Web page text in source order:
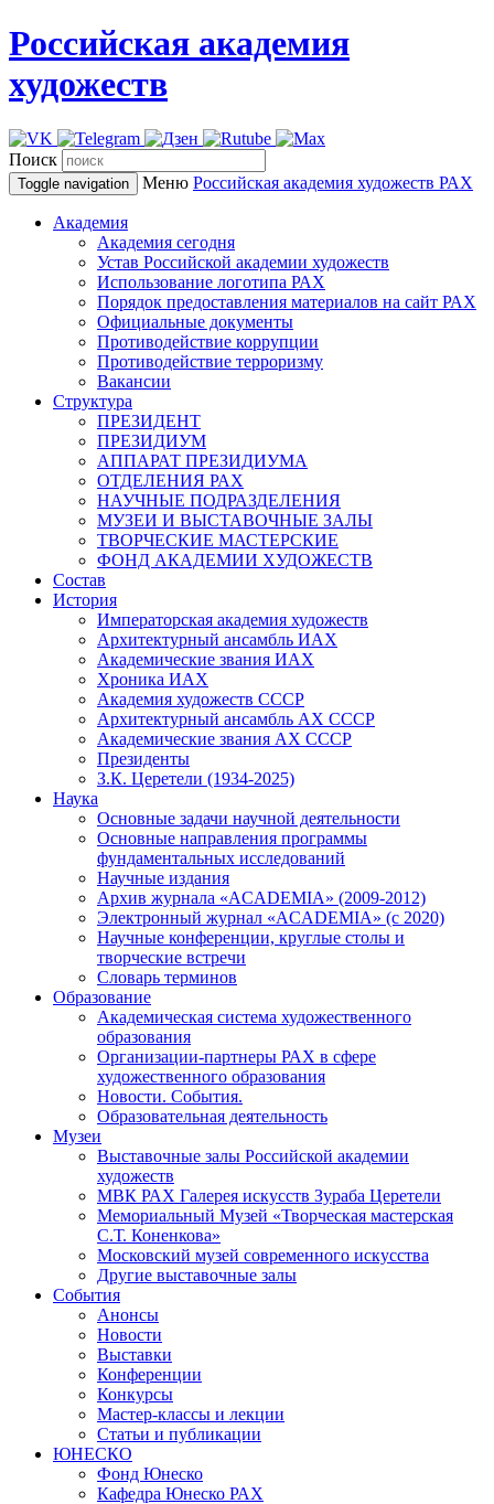
Российская академия
художеств
Поиск
Toggle navigation Меню Российская академия художеств РАХ
Академия
Академия сегодня
Устав Российской академии художеств
Использование логотипа РАХ
Порядок предоставления материалов на сайт РАХ
Официальные документы
Противодействие коррупции
Противодействие терроризму
Вакансии
Структура
ПРЕЗИДЕНТ
ПРЕЗИДИУМ
АППАРАТ ПРЕЗИДИУМА
ОТДЕЛЕНИЯ РАХ
НАУЧНЫЕ ПОДРАЗДЕЛЕНИЯ
МУЗЕИ И ВЫСТАВОЧНЫЕ ЗАЛЫ
ТВОРЧЕСКИЕ МАСТЕРСКИЕ
ФОНД АКАДЕМИИ ХУДОЖЕСТВ
Состав
История
Императорская академия художеств
Архитектурный ансамбль ИАХ
Академические звания ИАХ
Хроника ИАХ
Академия художеств СССР
Архитектурный ансамбль АХ СССР
Академические звания АХ СССР
Президенты
З.К. Церетели (1934-2025)
Наука
Основные задачи научной деятельности
Основные направления программы
фундаментальных исследований
Научные издания
Архив журнала «ACADEMIA» (2009-2012)
Электронный журнал «ACADEMIA» (с 2020)
Научные конференции, круглые столы и
творческие встречи
Словарь терминов
Образование
Академическая система художественного
образования
Организации-партнеры РАХ в сфере
художественного образования
Новости. События.
Образовательная деятельность
Музеи
Выставочные залы Российской академии
художеств
МВК РАХ Галерея искусств Зураба Церетели
Мемориальный Музей «Творческая мастерская
С.Т. Коненкова»
Московский музей современного искусства
Другие выставочные залы
События
Анонсы
Новости
Выставки
Конференции
Конкурсы
Мастер-классы и лекции
Статьи и публикации
ЮНЕСКО
Фонд Юнеско
Кафедра Юнеско РАХ